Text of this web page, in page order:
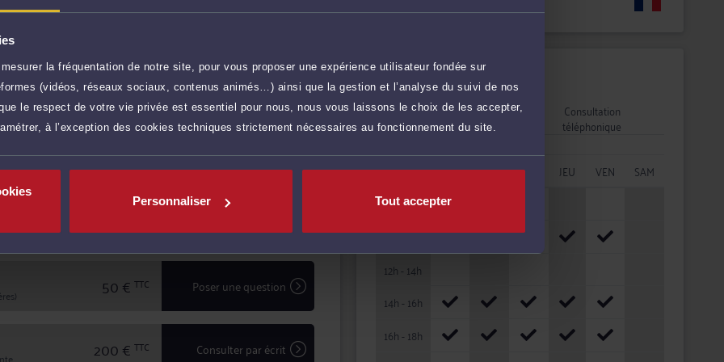
la fréquentation de notre site, pour vous proposer une expérience utilisateur fondée sur
(vidéos, réseaux sociaux, contenus animés…) ainsi que la gestion et l’analyse du suivi de nos
le respect de votre vie privée est essentiel pour nous, nous vous laissons le choix de les accepter,
à l’exception des cookies techniques strictement nécessaires au fonctionnement du site.
Personnaliser Tout accepter
Me MAYNIE vous conseille efficacement et vous
vos intérêts.
de ses clients en leur garantissant expertise
de leur dossier.
plus
70 €TTC Prendre RDV
50 € TTC Poser une question
200 € TTC Consulter par écrit
Disponibilités
Rendez-vous
cabinet
Consultation
téléphonique
HORAIRES LUN MAR MER JEU VEN
SAM
08h - 10h
10h - 12h
12h - 14h
14h - 16h
16h - 18h